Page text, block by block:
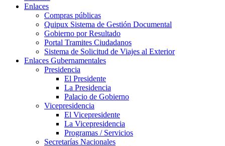
Enlaces
Compras públicas
Quipux Sistema de Gestión Documental
Gobierno por Resultado
Portal Tramites Ciudadanos
Sistema de Solicitud de Viajes al Exterior
Enlaces Gubernamentales
Presidencia
El Presidente
La Presidencia
Palacio de Gobierno
Vicepresidencia
El Vicepresidente
La Vicepresidencia
Programas / Servicios
Secretarías Nacionales